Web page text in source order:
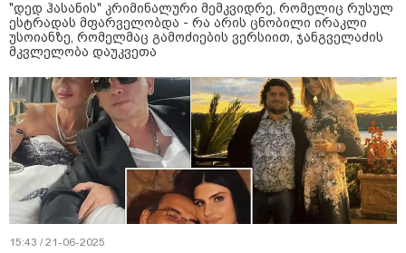
"დედ ჰასანის" კრიმინალური მემკვიდრე, რომელიც რუსულ
ესტრადას მფარველობდა - რა არის ცნობილი ირაკლი
უსოიანზე, რომელმაც გამოძიების ვერსიით, ჯანგველაძის
მკვლელობა დაუკვეთა
15:43 / 21-06-2025